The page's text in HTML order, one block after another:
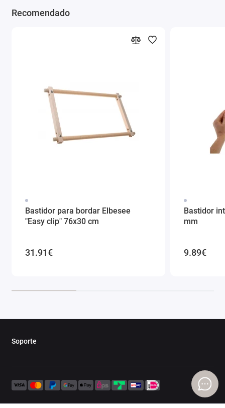
Recomendado
Bastidor para bordar Elbesee
"Easy clip" 76x30 cm
31.91€
Bastidor
mm
9.89€
Soporte